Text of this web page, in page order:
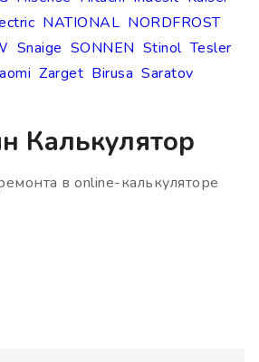
NATIONAL NORDFROST
Snaige SONNEN Stinol Tesler
Zarget Birusa Saratov
Калькулятор
в online-калькуляторе